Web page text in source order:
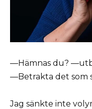
—Hämnas du?
—Betrakta det som
Jag sänkte inte